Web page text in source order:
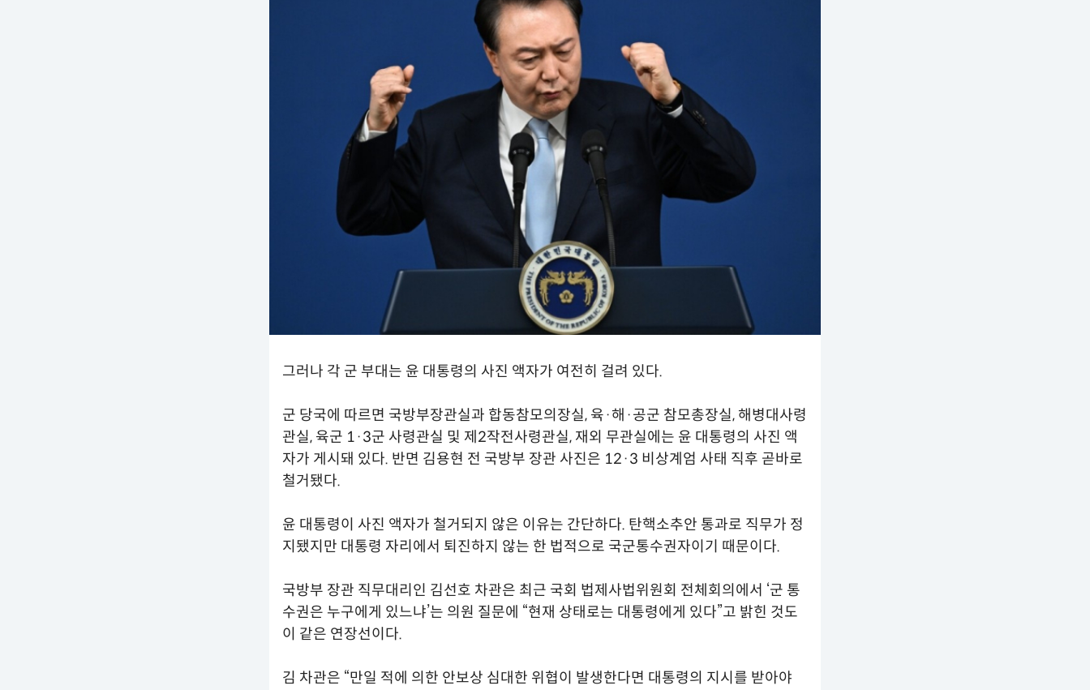
그러나 각 군 부대는 윤 대통령의 사진 액자가 여전히 걸려 있다.
군 당국에 따르면 국방부장관실과 합동참모의장실, 육·해·공군 참모총장실, 해병대사령
관실, 육군 1·3군 사령관실 및 제2작전사령관실, 재외 무관실에는 윤 대통령의 사진 액
자가 게시돼 있다. 반면 김용현 전 국방부 장관 사진은 12·3 비상계엄 사태 직후 곧바로
철거됐다.
윤 대통령이 사진 액자가 철거되지 않은 이유는 간단하다. 탄핵소추안 통과로 직무가 정
지됐지만 대통령 자리에서 퇴진하지 않는 한 법적으로 국군통수권자이기 때문이다.
국방부 장관 직무대리인 김선호 차관은 최근 국회 법제사법위원회 전체회의에서 ‘군 통
수권은 누구에게 있느냐’는 의원 질문에 “현재 상태로는 대통령에게 있다”고 밝힌 것도
이 같은 연장선이다.
김 차관은 “만일 적에 의한 안보상 심대한 위협이 발생한다면 대통령의 지시를 받아야